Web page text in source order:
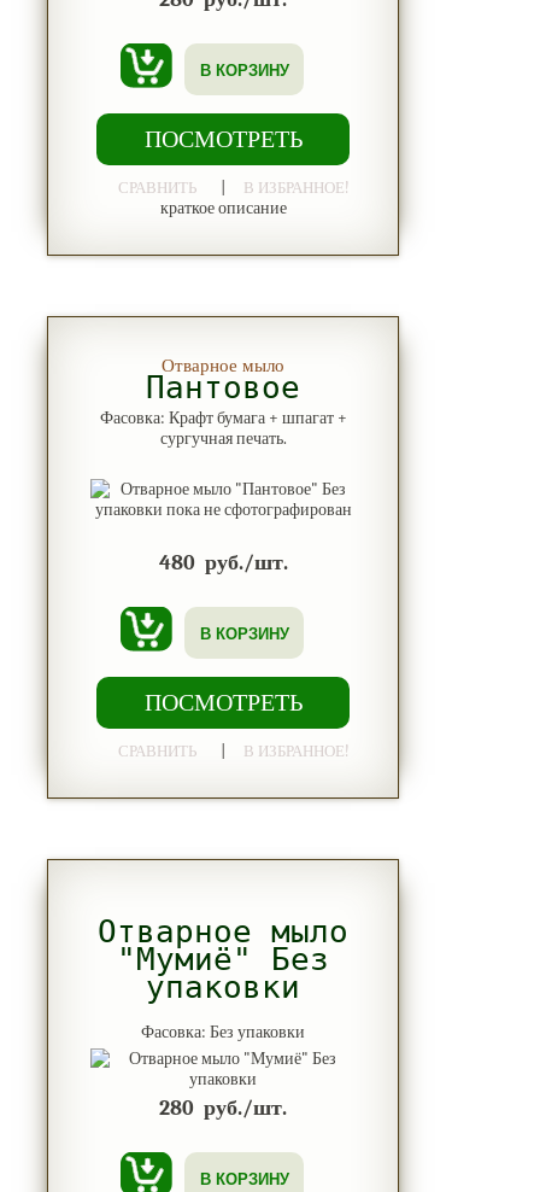
В КОРЗИНУ
ПОСМОТРЕТЬ
СРАВНИТЬ В ИЗБРАННОЕ!
краткое описание
Отварное мыло
Пантовое
Фасовка: Крафт бумага + шпагат +
сургучная печать.
480 руб./шт.
В КОРЗИНУ
ПОСМОТРЕТЬ
СРАВНИТЬ В ИЗБРАННОЕ!
Отварное мыло
"Мумиё" Без
упаковки
Фасовка: Без упаковки
280 руб./шт.
В КОРЗИНУ